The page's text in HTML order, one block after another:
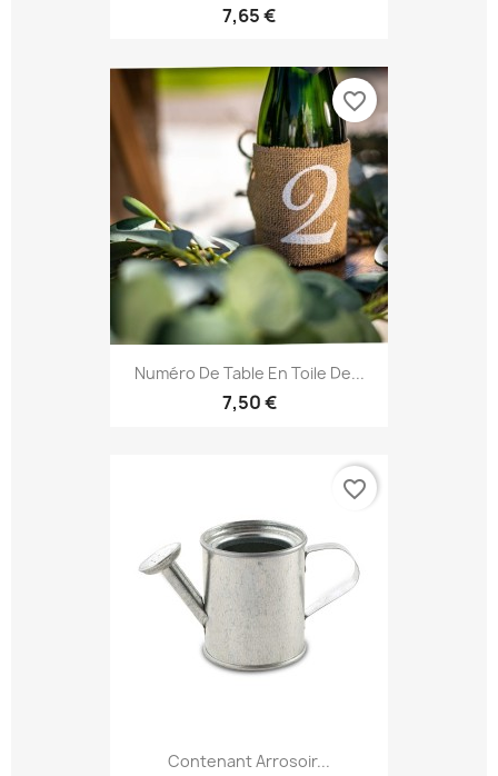
7,65 €
Numéro De Table En Toile De...
7,50 €
favorite_border
Contenant Arrosoir...
favorite_border